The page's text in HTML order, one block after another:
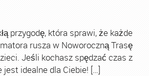
przygodę, która sprawi, że każde
rusza w Noworoczną Trasę
Jeśli kochasz spędzać czas z
idealne dla Ciebie! […]